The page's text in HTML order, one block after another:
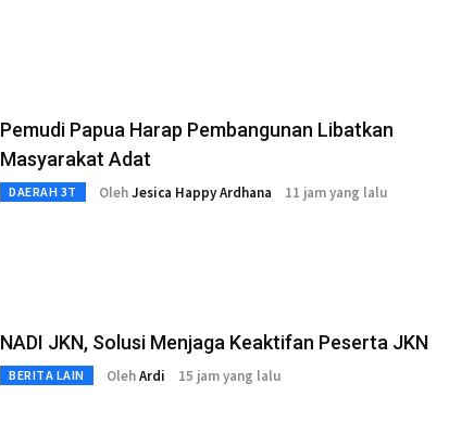
Pemudi Papua Harap Pembangunan Libatkan
Masyarakat Adat
DAERAH 3T OlehJesica Happy Ardhana 11 jam yang lalu
NADI JKN, Solusi Menjaga Keaktifan Peserta JKN
BERITA LAIN OlehArdi 15 jam yang lalu